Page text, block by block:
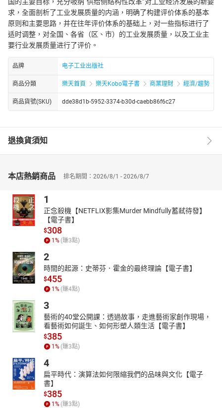
求，全面剖析了工业发展质量的内涵，明确了构建评价体系的基本
原则和主要思路，并在往年评价体系的基础上，对一些指标进行了
适时调整，对全国、各省（区、市）的工业发展质量，以及工业主
要行业发展质量进行了评价。
品牌 电子工业出版社
商品分類 樂天首頁 樂天Kobo電子書 商業理財 經濟/趨勢
商品貨號(SKU) dde38d1b-5952-3374-b30d-caebb86f6c27
退換貨須知
本店熱銷商品 排名期間：2026/8/1 - 2026/8/7
1
正念殺機【NETFLIX影集Murder Mindfully蓄弒待發】
【電子書】
$308
1% (賺3點)
2
時間的起源：史蒂芬．霍金的最終理論【電子書】
$455
1% (賺4點)
3
藝術的40堂公開課：透過故事，走進藝術家創作現場，
看藝術如何誕生、如何形塑人類生活【電子書】
$385
1% (賺3點)
4
扁平時代：演算法如何限縮我們的品味與文化【電子
書】
$385
1% (賺3點)